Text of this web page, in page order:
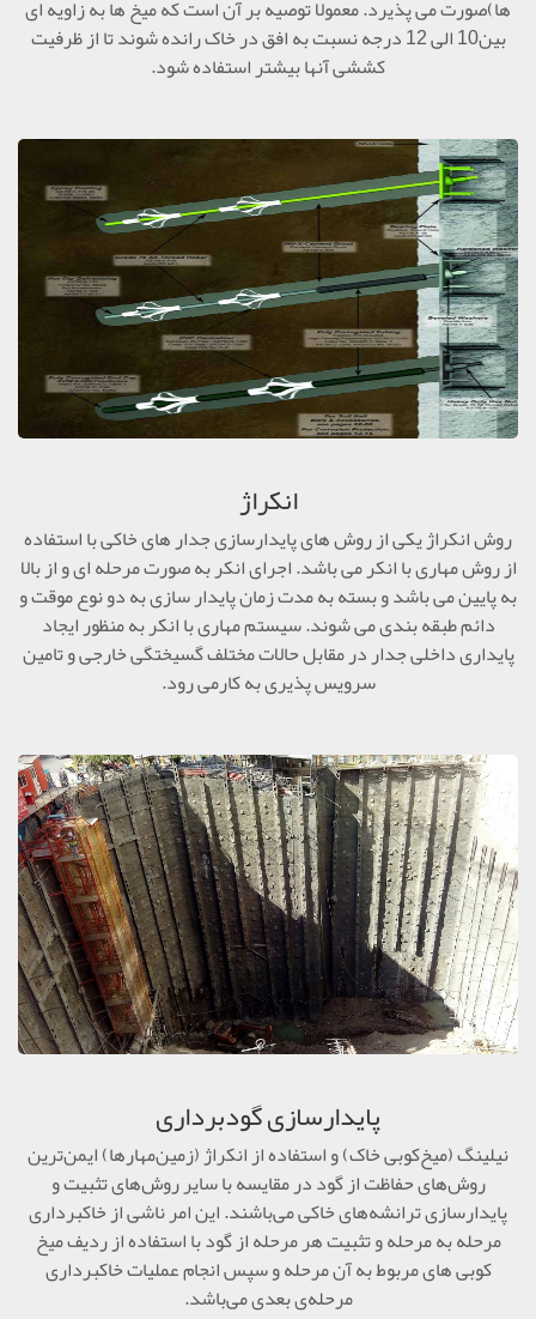
ها)صورت می پذیرد. معمولا توصیه بر آن است که میخ ها به زاویه ای
بین10 الی 12 درجه نسبت به افق در خاک رانده شوند تا از ظرفیت
کششی آنها بیشتر استفاده شود.
انکراژ
روش انکراژ يکی از روش های پايدارسازی جدار های خاکی با استفاده
از روش مهاری با انکر می باشد. اجرای انکر به­ صورت مرحله ای و از بالا
به پايين می باشد و بسته به مدت زمان پايدار سازی به دو نوع موقت و
دائم طبقه بندی می شوند. سيستم مهاری با انکر به منظور ايجاد
پايداری داخلی جدار در مقابل حالات مختلف گسيختگی خارجی و تامين
سرويس پذيری به کارمی رود.
پایدارسازی گودبرداری
نیلینگ (میخ‌کوبی خاک) و استفاده از انکراژ (زمین‌مهارها) ایمن‌ترین
روش‌های حفاظت از گود در مقایسه با سایر روش‌های تثبیت و
پایدارسازی ترانشه‌های خاکی می‌باشند. این امر ناشی از خاکبرداری
مرحله به مرحله و تثبیت هر مرحله از گود با استفاده از ردیف میخ‌
کوبی های مربوط به آن مرحله و سپس انجام عملیات خاکبرداری
مرحله‌ی بعدی می‌باشد.